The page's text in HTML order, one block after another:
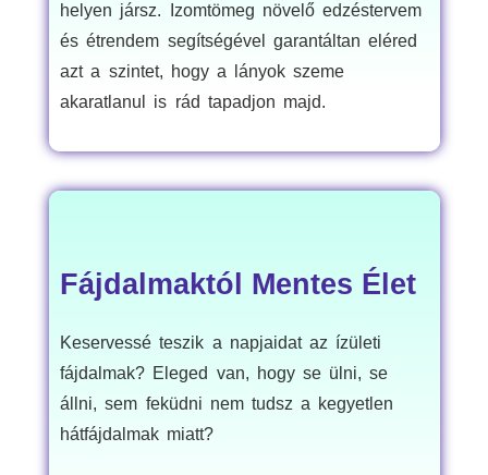
helyen jársz. Izomtömeg növelő edzéstervem
és étrendem segítségével garantáltan eléred
azt a szintet, hogy a lányok szeme
akaratlanul is rád tapadjon majd.
Fájdalmaktól Mentes Élet
Keservessé teszik a napjaidat az ízületi
fájdalmak? Eleged van, hogy se ülni, se
állni, sem feküdni nem tudsz a kegyetlen
hátfájdalmak miatt?